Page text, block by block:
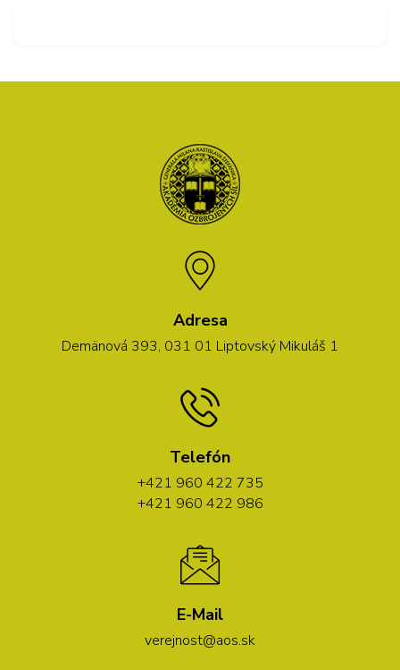
Adresa
Demänová 393, 031 01 Liptovský Mikuláš 1
Telefón
+421 960 422 735
+421 960 422 986
E-Mail
verejnost@aos.sk